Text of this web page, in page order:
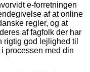
e-forretningen
af at online
regler, og at
af fagfolk der har
rigtig god lejlighed til
processen med din